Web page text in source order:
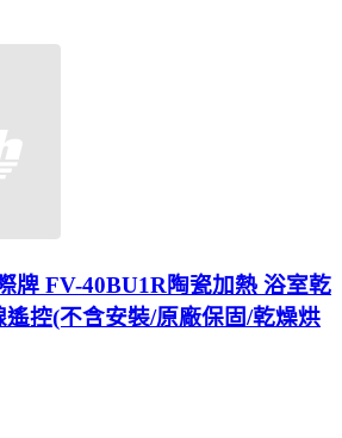
牌 FV-40BU1R陶瓷加熱 浴室乾
控(不含安裝/原廠保固/乾燥烘